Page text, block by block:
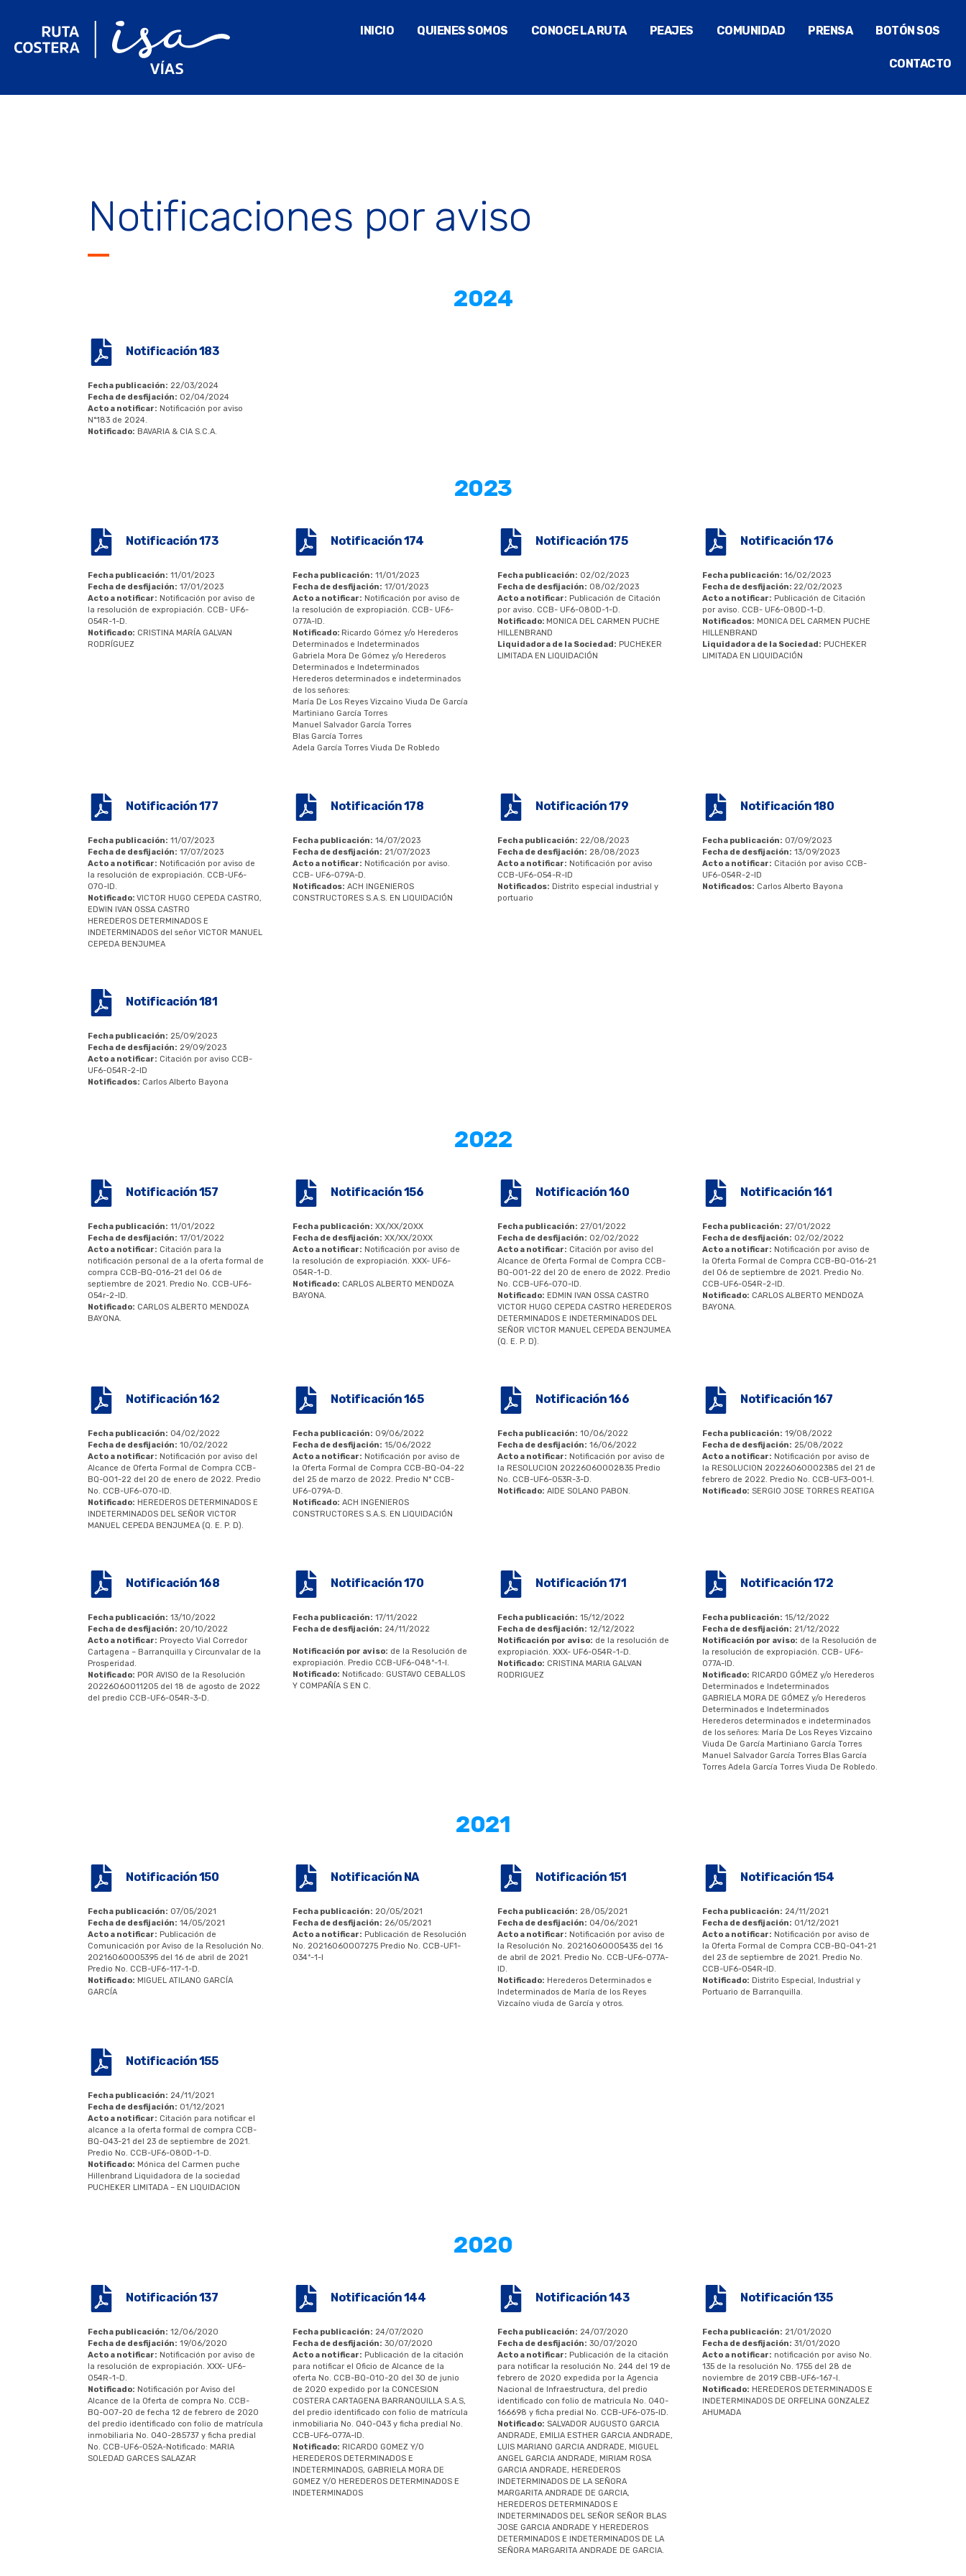
INICIO QUIENES SOMOS CONOCE LA RUTA PEAJES COMUNIDAD PRENSA BOTÓN SOS
CONTACTO
Notificaciones por aviso
2024
Notificación 183
Fecha publicación: 22/03/2024
Fecha de desfijación: 02/04/2024
Acto a notificar: Notificación por aviso
N°183 de 2024.
Notificado: BAVARIA & CIA S.C.A.
2023
Notificación 173
Fecha publicación: 11/01/2023
Fecha de desfijación: 17/01/2023
Acto a notificar: Notificación por aviso de
la resolución de expropiación. CCB- UF6-
054R-1-D.
Notificado: CRISTINA MARÍA GALVAN
RODRÍGUEZ
Notificación 174
Fecha publicación: 11/01/2023
Fecha de desfijación: 17/01/2023
Acto a notificar: Notificación por aviso de
la resolución de expropiación. CCB- UF6-
077A-ID.
Notificado: Ricardo Gómez y/o Herederos
Determinados e Indeterminados
Gabriela Mora De Gómez y/o Herederos
Determinados e Indeterminados
Herederos determinados e indeterminados
de los señores:
María De Los Reyes Vizcaino Viuda De García
Martiniano García Torres
Manuel Salvador García Torres
Blas García Torres
Adela García Torres Viuda De Robledo
Notificación 175
Fecha publicación: 02/02/2023
Fecha de desfijación: 08/02/2023
Acto a notificar: Publicación de Citación
por aviso. CCB- UF6-080D-1-D.
Notificado: MONICA DEL CARMEN PUCHE
HILLENBRAND
Liquidadora de la Sociedad: PUCHEKER
LIMITADA EN LIQUIDACIÓN
Notificación 176
Fecha publicación: 16/02/2023
Fecha de desfijación: 22/02/2023
Acto a notificar: Publicación de Citación
por aviso. CCB- UF6-080D-1-D.
Notificados: MONICA DEL CARMEN PUCHE
HILLENBRAND
Liquidadora de la Sociedad: PUCHEKER
LIMITADA EN LIQUIDACIÓN
Notificación 177
Fecha publicación: 11/07/2023
Fecha de desfijación: 17/07/2023
Acto a notificar: Notificación por aviso de
la resolución de expropiación. CCB-UF6-
070-ID.
Notificado: VICTOR HUGO CEPEDA CASTRO,
EDWIN IVAN OSSA CASTRO
HEREDEROS DETERMINADOS E
INDETERMINADOS del señor VICTOR MANUEL
CEPEDA BENJUMEA
Notificación 178
Fecha publicación: 14/07/2023
Fecha de desfijación: 21/07/2023
Acto a notificar: Notificación por aviso.
CCB- UF6-079A-D.
Notificados: ACH INGENIEROS
CONSTRUCTORES S.A.S. EN LIQUIDACIÓN
Notificación 179
Fecha publicación: 22/08/2023
Fecha de desfijación: 28/08/2023
Acto a notificar: Notificación por aviso
CCB-UF6-054-R-ID
Notificados: Distrito especial industrial y
portuario
Notificación 180
Fecha publicación: 07/09/2023
Fecha de desfijación: 13/09/2023
Acto a notificar: Citación por aviso CCB-
UF6-054R-2-ID
Notificados: Carlos Alberto Bayona
Notificación 181
Fecha publicación: 25/09/2023
Fecha de desfijación: 29/09/2023
Acto a notificar: Citación por aviso CCB-
UF6-054R-2-ID
Notificados: Carlos Alberto Bayona
2022
Notificación 157
Fecha publicación: 11/01/2022
Fecha de desfijación: 17/01/2022
Acto a notificar: Citación para la
notificación personal de a la oferta formal de
compra CCB-BQ-016-21 del 06 de
septiembre de 2021. Predio No. CCB-UF6-
054r-2-ID.
Notificado: CARLOS ALBERTO MENDOZA
BAYONA.
Notificación 156
Fecha publicación: XX/XX/20XX
Fecha de desfijación: XX/XX/20XX
Acto a notificar: Notificación por aviso de
la resolución de expropiación. XXX- UF6-
054R-1-D.
Notificado: CARLOS ALBERTO MENDOZA
BAYONA.
Notificación 160
Fecha publicación: 27/01/2022
Fecha de desfijación: 02/02/2022
Acto a notificar: Citación por aviso del
Alcance de Oferta Formal de Compra CCB-
BQ-001-22 del 20 de enero de 2022. Predio
No. CCB-UF6-070-ID.
Notificado: EDMIN IVAN OSSA CASTRO
VICTOR HUGO CEPEDA CASTRO HEREDEROS
DETERMINADOS E INDETERMINADOS DEL
SEÑOR VICTOR MANUEL CEPEDA BENJUMEA
(Q. E. P. D).
Notificación 161
Fecha publicación: 27/01/2022
Fecha de desfijación: 02/02/2022
Acto a notificar: Notificación por aviso de
la Oferta Formal de Compra CCB-BQ-016-21
del 06 de septiembre de 2021. Predio No.
CCB-UF6-054R-2-ID.
Notificado: CARLOS ALBERTO MENDOZA
BAYONA.
Notificación 162
Fecha publicación: 04/02/2022
Fecha de desfijación: 10/02/2022
Acto a notificar: Notificación por aviso del
Alcance de Oferta Formal de Compra CCB-
BQ-001-22 del 20 de enero de 2022. Predio
No. CCB-UF6-070-ID.
Notificado: HEREDEROS DETERMINADOS E
INDETERMINADOS DEL SEÑOR VICTOR
MANUEL CEPEDA BENJUMEA (Q. E. P. D).
Notificación 165
Fecha publicación: 09/06/2022
Fecha de desfijación: 15/06/2022
Acto a notificar: Notificación por aviso de
la Oferta Formal de Compra CCB-BQ-04-22
del 25 de marzo de 2022. Predio N° CCB-
UF6-079A-D.
Notificado: ACH INGENIEROS
CONSTRUCTORES S.A.S. EN LIQUIDACIÓN
Notificación 166
Fecha publicación: 10/06/2022
Fecha de desfijación: 16/06/2022
Acto a notificar: Notificación por aviso de
la RESOLUCION 20226060002835 Predio
No. CCB-UF6-053R-3-D.
Notificado: AIDE SOLANO PABON.
Notificación 167
Fecha publicación: 19/08/2022
Fecha de desfijación: 25/08/2022
Acto a notificar: Notificación por aviso de
la RESOLUCION 20226060002385 del 21 de
febrero de 2022. Predio No. CCB-UF3-001-I.
Notificado: SERGIO JOSE TORRES REATIGA
Notificación 168
Fecha publicación: 13/10/2022
Fecha de desfijación: 20/10/2022
Acto a notificar: Proyecto Vial Corredor
Cartagena – Barranquilla y Circunvalar de la
Prosperidad.
Notificado: POR AVISO de la Resolución
20226060011205 del 18 de agosto de 2022
del predio CCB-UF6-054R-3-D.
Notificación 170
Fecha publicación: 17/11/2022
Fecha de desfijación: 24/11/2022
Notificación por aviso: de la Resolución de
expropiación. Predio CCB-UF6-048ª-1-I.
Notificado: Notificado: GUSTAVO CEBALLOS
Y COMPAÑÍA S EN C.
Notificación 171
Fecha publicación: 15/12/2022
Fecha de desfijación: 12/12/2022
Notificación por aviso: de la resolución de
expropiación. XXX- UF6-054R-1-D.
Notificado: CRISTINA MARIA GALVAN
RODRIGUEZ
Notificación 172
Fecha publicación: 15/12/2022
Fecha de desfijación: 21/12/2022
Notificación por aviso: de la Resolución de
la resolución de expropiación. CCB- UF6-
077A-ID.
Notificado: RICARDO GÓMEZ y/o Herederos
Determinados e Indeterminados
GABRIELA MORA DE GÓMEZ y/o Herederos
Determinados e Indeterminados
Herederos determinados e indeterminados
de los señores: María De Los Reyes Vizcaino
Viuda De García Martiniano García Torres
Manuel Salvador García Torres Blas García
Torres Adela García Torres Viuda De Robledo.
2021
Notificación 150
Fecha publicación: 07/05/2021
Fecha de desfijación: 14/05/2021
Acto a notificar: Publicación de
Comunicación por Aviso de la Resolución No.
20216060005395 del 16 de abril de 2021
Predio No. CCB-UF6-117-1-D.
Notificado: MIGUEL ATILANO GARCÍA
GARCÍA
Notificación NA
Fecha publicación: 20/05/2021
Fecha de desfijación: 26/05/2021
Acto a notificar: Publicación de Resolución
No. 20216060007275 Predio No. CCB-UF1-
034ª-1-I
Notificación 151
Fecha publicación: 28/05/2021
Fecha de desfijación: 04/06/2021
Acto a notificar: Notificación por aviso de
la Resolución No. 20216060005435 del 16
de abril de 2021. Predio No. CCB-UF6-077A-
ID.
Notificado: Herederos Determinados e
Indeterminados de María de los Reyes
Vizcaíno viuda de García y otros.
Notificación 154
Fecha publicación: 24/11/2021
Fecha de desfijación: 01/12/2021
Acto a notificar: Notificación por aviso de
la Oferta Formal de Compra CCB-BQ-041-21
del 23 de septiembre de 2021. Predio No.
CCB-UF6-054R-ID.
Notificado: Distrito Especial, Industrial y
Portuario de Barranquilla.
Notificación 155
Fecha publicación: 24/11/2021
Fecha de desfijación: 01/12/2021
Acto a notificar: Citación para notificar el
alcance a la oferta formal de compra CCB-
BQ-043-21 del 23 de septiembre de 2021.
Predio No. CCB-UF6-080D-1-D.
Notificado: Mónica del Carmen puche
Hillenbrand Liquidadora de la sociedad
PUCHEKER LIMITADA – EN LIQUIDACION
2020
Notificación 137
Fecha publicación: 12/06/2020
Fecha de desfijación: 19/06/2020
Acto a notificar: Notificación por aviso de
la resolución de expropiación. XXX- UF6-
054R-1-D.
Notificado: Notificación por Aviso del
Alcance de la Oferta de compra No. CCB-
BQ-007-20 de fecha 12 de febrero de 2020
del predio identificado con folio de matrícula
inmobiliaria No. 040-285737 y ficha predial
No. CCB-UF6-052A-Notificado: MARIA
SOLEDAD GARCES SALAZAR
Notificación 144
Fecha publicación: 24/07/2020
Fecha de desfijación: 30/07/2020
Acto a notificar: Publicación de la citación
para notificar el Oficio de Alcance de la
oferta No. CCB-BQ-010-20 del 30 de junio
de 2020 expedido por la CONCESION
COSTERA CARTAGENA BARRANQUILLA S.A.S,
del predio identificado con folio de matrícula
inmobiliaria No. 040-043 y ficha predial No.
CCB-UF6-077A-ID.
Notificado: RICARDO GOMEZ Y/O
HEREDEROS DETERMINADOS E
INDETERMINADOS, GABRIELA MORA DE
GOMEZ Y/O HEREDEROS DETERMINADOS E
INDETERMINADOS
Notificación 143
Fecha publicación: 24/07/2020
Fecha de desfijación: 30/07/2020
Acto a notificar: Publicación de la citación
para notificar la resolución No. 244 del 19 de
febrero de 2020 expedida por la Agencia
Nacional de Infraestructura, del predio
identificado con folio de matricula No. 040-
166698 y ficha predial No. CCB-UF6-075-ID.
Notificado: SALVADOR AUGUSTO GARCIA
ANDRADE, EMILIA ESTHER GARCIA ANDRADE,
LUIS MARIANO GARCIA ANDRADE, MIGUEL
ANGEL GARCIA ANDRADE, MIRIAM ROSA
GARCIA ANDRADE, HEREDEROS
INDETERMINADOS DE LA SEÑORA
MARGARITA ANDRADE DE GARCIA,
HEREDEROS DETERMINADOS E
INDETERMINADOS DEL SEÑOR SEÑOR BLAS
JOSE GARCIA ANDRADE Y HEREDEROS
DETERMINADOS E INDETERMINADOS DE LA
SEÑORA MARGARITA ANDRADE DE GARCIA.
Notificación 135
Fecha publicación: 21/01/2020
Fecha de desfijación: 31/01/2020
Acto a notificar: notificación por aviso No.
135 de la resolución No. 1755 del 28 de
noviembre de 2019 CBB-UF6-167-I.
Notificado: HEREDEROS DETERMINADOS E
INDETERMINADOS DE ORFELINA GONZALEZ
AHUMADA